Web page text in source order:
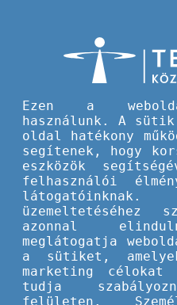
CEEPUS gyakori
A CEEPUS programmal
Ezen a
használunk. A
oldal hatékony
segítenek, hogy
eszközök
felhasználói
üzemeltetéséhez
azonnal
meglátogatja
a sütiket,
marketing célokat
tudja
felületen.